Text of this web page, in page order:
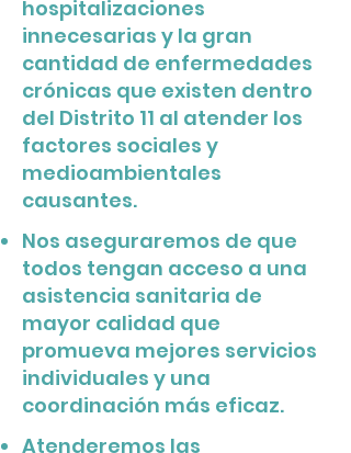
hospitalizaciones
innecesarias y la gran
cantidad de enfermedades
crónicas que existen dentro
del Distrito 11 al atender los
factores sociales y
medioambientales
causantes.
Nos aseguraremos de que
todos tengan acceso a una
asistencia sanitaria de
mayor calidad que
promueva mejores servicios
individuales y una
coordinación más eficaz.
Atenderemos las